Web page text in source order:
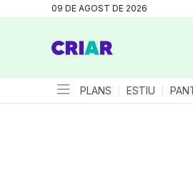
09 DE AGOST DE 2026
PLANS ESTIU